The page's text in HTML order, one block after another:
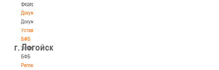
федерации
Документы
Документы
Устав
БФБ
Устав
БФБ
Регламентирующие
г. Логойск